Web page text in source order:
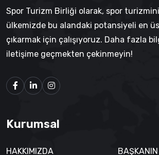
Spor Turizm Birliği olarak, spor
ülkemizde bu alandaki potansiyeli en
çıkarmak için çalışıyoruz. Daha fazla
iletişime geçmekten çekinmeyin!
Kurumsal
HAKKIMIZDA